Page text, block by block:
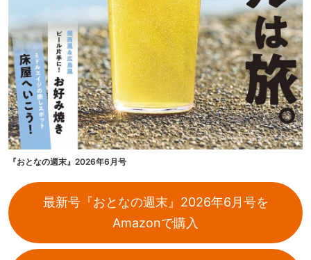
『おとなの週末』2026年6月号
最新号『おとなの週末』2026年6月号を
Amazonで購入